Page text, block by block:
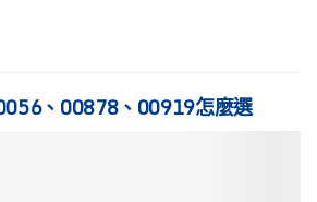
、00878、00919怎麼選